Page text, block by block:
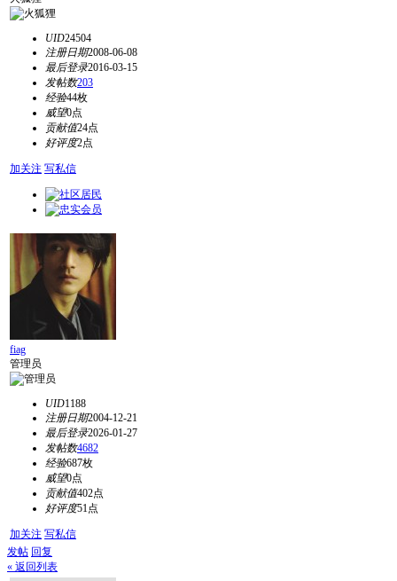
UID24504
注册日期2008-06-08
最后登录2016-03-15
发帖数203
经验44枚
威望0点
贡献值24点
好评度2点
加关注 写私信
fiag
管理员
UID1188
注册日期2004-12-21
最后登录2026-01-27
发帖数4682
经验687枚
威望0点
贡献值402点
好评度51点
加关注 写私信
发帖 回复
« 返回列表